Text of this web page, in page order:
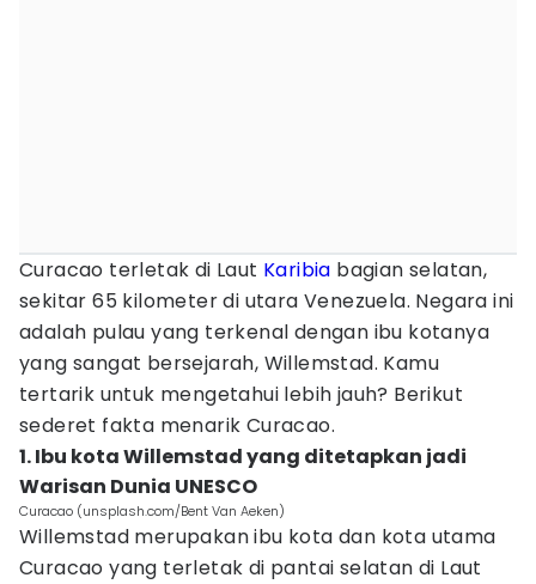
Curacao terletak di Laut Karibia bagian selatan,
sekitar 65 kilometer di utara Venezuela. Negara ini
adalah pulau yang terkenal dengan ibu kotanya
yang sangat bersejarah, Willemstad. Kamu
tertarik untuk mengetahui lebih jauh? Berikut
sederet fakta menarik Curacao.
1. Ibu kota Willemstad yang ditetapkan jadi
Warisan Dunia UNESCO
Curacao (unsplash.com/Bent Van Aeken)
Willemstad merupakan ibu kota dan kota utama
Curacao yang terletak di pantai selatan di Laut